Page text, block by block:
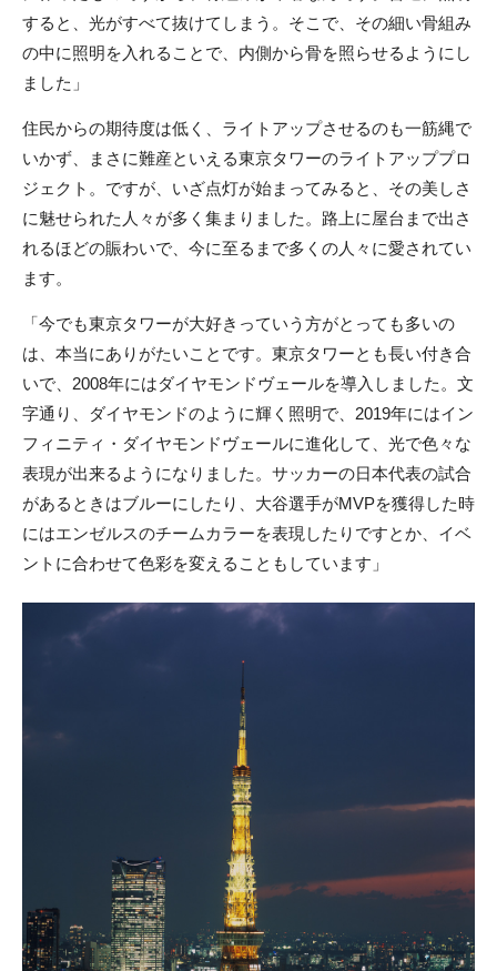
すると、光がすべて抜けてしまう。そこで、その細い骨組み
の中に照明を入れることで、内側から骨を照らせるようにし
ました」
住民からの期待度は低く、ライトアップさせるのも一筋縄で
いかず、まさに難産といえる東京タワーのライトアッププロ
ジェクト。ですが、いざ点灯が始まってみると、その美しさ
に魅せられた人々が多く集まりました。路上に屋台まで出さ
れるほどの賑わいで、今に至るまで多くの人々に愛されてい
ます。
「今でも東京タワーが大好きっていう方がとっても多いの
は、本当にありがたいことです。東京タワーとも長い付き合
いで、2008年にはダイヤモンドヴェールを導入しました。文
字通り、ダイヤモンドのように輝く照明で、2019年にはイン
フィニティ・ダイヤモンドヴェールに進化して、光で色々な
表現が出来るようになりました。サッカーの日本代表の試合
があるときはブルーにしたり、大谷選手がMVPを獲得した時
にはエンゼルスのチームカラーを表現したりですとか、イベ
ントに合わせて色彩を変えることもしています」